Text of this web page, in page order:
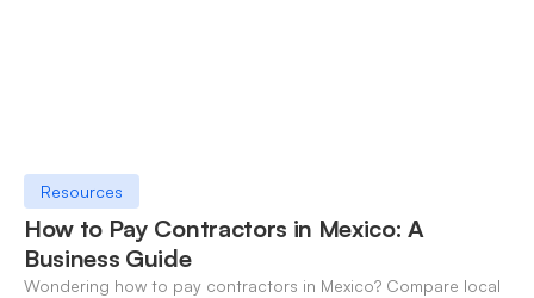
Resources
How to Pay Contractors in Mexico: A
Business Guide
Wondering how to pay contractors in Mexico? Compare local